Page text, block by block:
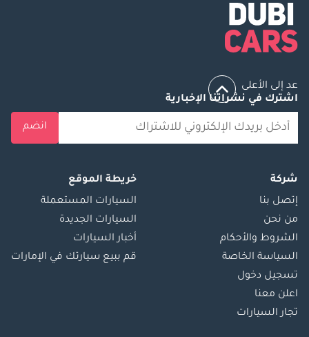
عد إلى الأعلى
اشترك في نشراتنا الإخبارية
انضم
شركة
إتصل بنا
من نحن
الشروط والأحكام
السياسة الخاصة
تسجيل دخول
اعلن معنا
تجار السيارات
خريطة الموقع
السيارات المستعملة
السيارات الجديدة
أخبار السيارات
قم ببيع سيارتك في الإمارات